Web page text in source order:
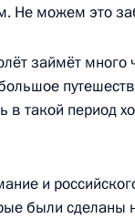
материалы
Флота
Не можем это
займёт много
в такой период
и
были сделаны